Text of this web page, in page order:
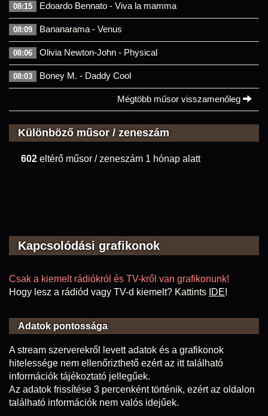
08:15 Edoardo Bennato - Viva la mamma
08:09 Bananarama - Venus
08:06 Olivia Newton-John - Physical
08:03 Boney M. - Daddy Cool
Mégtöbb műsor visszamenőleg
Különböző műsor / zeneszám
602 eltérő műsor / zeneszám 1 hónap alatt
Kapcsolódási grafikonok
Csak a kiemelt rádiókról és TV-kről van grafikonunk!
Hogy lesz a rádiód vagy TV-d kiemelt? Kattints IDE!
Adatok pontossága
A stream szerverekről levett adatok és a grafikonok
hitelessége nem ellenőrizthető ezért az itt található
információk tájékoztató jellegűek.
Az adatok frissítése 3 percenként történik, ezért az oldalon
található információk nem valós idejűek.